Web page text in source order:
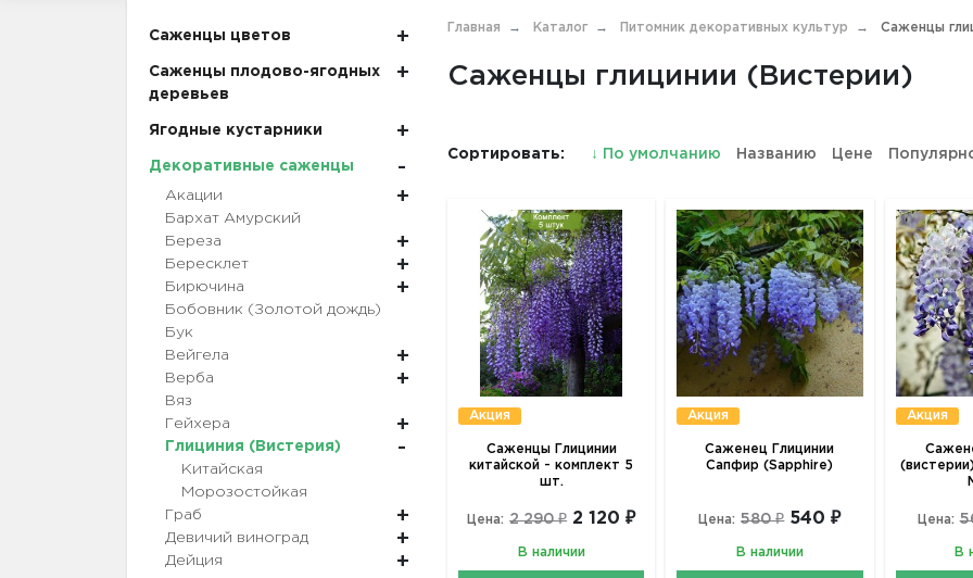
Саженцы цветов
Саженцы плодово-ягодных
деревьев
Ягодные кустарники
Декоративные саженцы
Акации
Бархат Амурский
Береза
Бересклет
Бирючина
Бобовник (Золотой дождь)
Бук
Вейгела
Верба
Вяз
Гейхера
Глициния (Вистерия)
Китайская
Морозостойкая
Граб
Девичий виноград
Дейция
Главная Каталог Питомник декоративных культур Саженцы
Саженцы глицинии (Вистерии)
Сортировать: ↓ По умолчанию Названию Цене
Акция
Саженцы Глицинии
китайской - комплект 5
шт.
Цена: 2 290 ₽ 2 120 ₽
В наличии
Акция
Саженец Глицинии
Сапфир (Sapphire)
Цена: 580 ₽ 540 ₽
В наличии
Акция
Цена:
В